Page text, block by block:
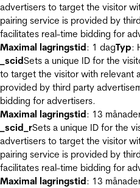
advertisers to target the visitor
pairing service is provided by
facilitates real-time bidding for
Maximal lagringstid: 1 dagTyp:
_scidSets a unique ID for the
to target the visitor with relevant
provided by third party
bidding for advertisers.
Maximal lagringstid: 13
_scid_rSets a unique ID for the
advertisers to target the visitor
pairing service is provided by
facilitates real-time bidding for
Maximal lagringstid: 13